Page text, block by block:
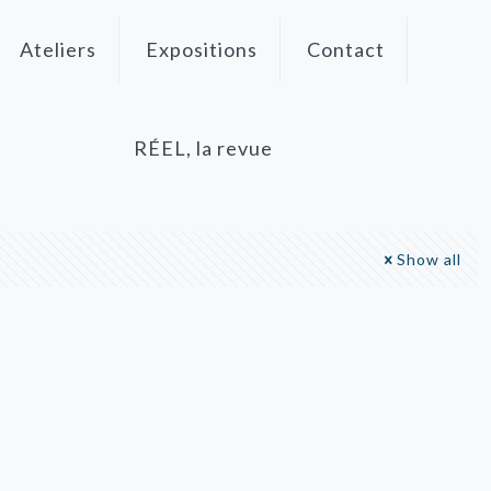
Ateliers Expositions Contact
RÉEL, la revue
Show all